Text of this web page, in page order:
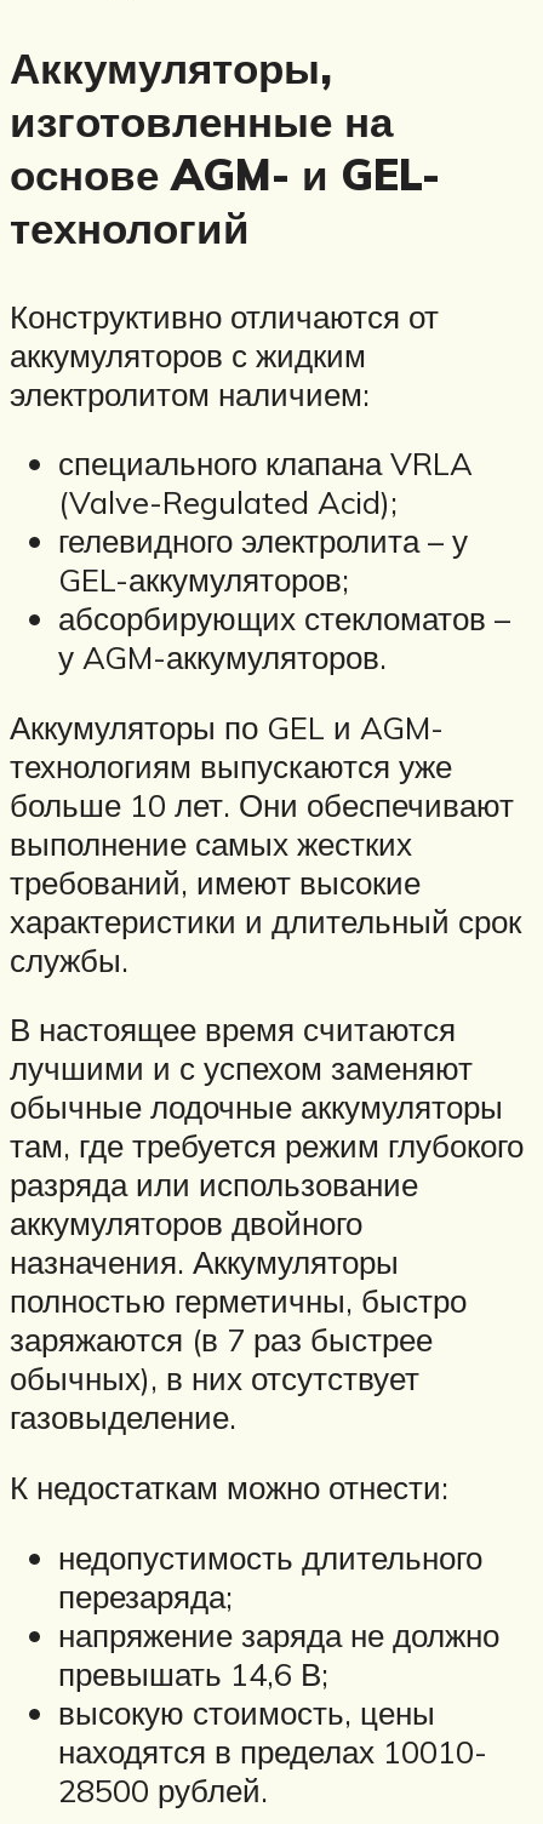
Аккумуляторы,
изготовленные на
основе AGM- и GEL-
технологий
Конструктивно отличаются от
аккумуляторов с жидким
электролитом наличием:
специального клапана VRLA
(Valve-Regulated Acid);
гелевидного электролита – у
GEL-аккумуляторов;
абсорбирующих стекломатов –
у AGM-аккумуляторов.
Аккумуляторы по GEL и AGM-
технологиям выпускаются уже
больше 10 лет. Они обеспечивают
выполнение самых жестких
требований, имеют высокие
характеристики и длительный срок
службы.
В настоящее время считаются
лучшими и с успехом заменяют
обычные лодочные аккумуляторы
там, где требуется режим глубокого
разряда или использование
аккумуляторов двойного
назначения. Аккумуляторы
полностью герметичны, быстро
заряжаются (в 7 раз быстрее
обычных), в них отсутствует
газовыделение.
К недостаткам можно отнести:
недопустимость длительного
перезаряда;
напряжение заряда не должно
превышать 14,6 В;
высокую стоимость, цены
находятся в пределах 10010-
28500 рублей.